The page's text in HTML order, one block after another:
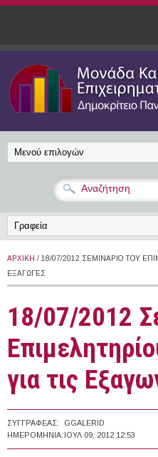
Παράκαμψη προς το κυρίως
ΑΡΧΙΚΉ / 18/07/2012 ΣΕΜΙΝΆΡΙΟ ΤΟΥ
ΕΞΑΓΩΓΈΣ
18/07/2012
για τις
ΣΥΓΓΡΑΦΈΑΣ:
GGALERID
ΗΜΕΡΟΜΗΝΊΑ: ΙΟΥΛ 09, 2012 12:53